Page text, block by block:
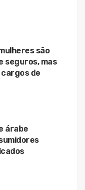
são
seguros, mas
de
árabe